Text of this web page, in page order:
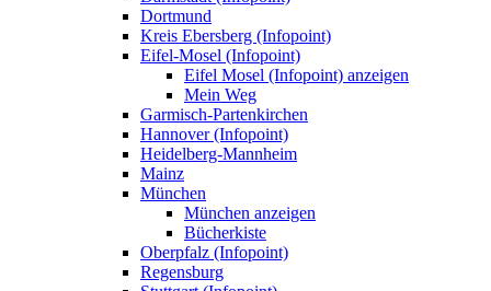
Dortmund
Kreis Ebersberg (Infopoint)
Eifel-Mosel (Infopoint)
Eifel Mosel (Infopoint) anzeigen
Mein Weg
Garmisch-Partenkirchen
Hannover (Infopoint)
Heidelberg-Mannheim
Mainz
München
München anzeigen
Bücherkiste
Oberpfalz (Infopoint)
Regensburg